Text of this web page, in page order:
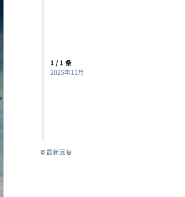
1 / 1 条
2025年11月
最新回复